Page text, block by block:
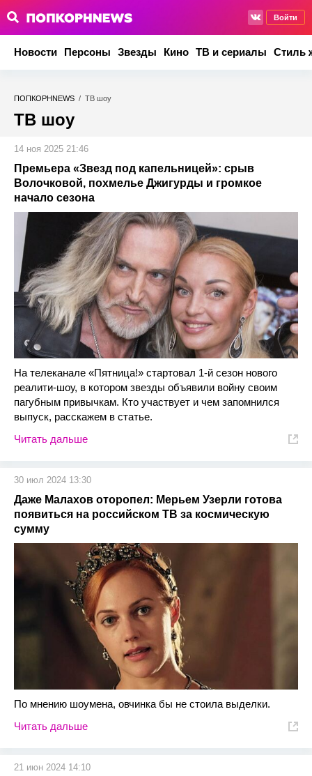
Войти
Новости Персоны Звезды Кино ТВ и сериалы Стиль
ПОПКОРНNEWS / ТВ шоу
ТВ шоу
14 ноя 2025 21:46
Премьера «Звезд под капельницей»: срыв
Волочковой, похмелье Джигурды и громкое
начало сезона
На телеканале «Пятница!» стартовал 1-й сезон нового
реалити-шоу, в котором звезды объявили войну своим
пагубным привычкам. Кто участвует и чем запомнился
выпуск, расскажем в статье.
Читать дальше
30 июл 2024 13:30
Даже Малахов оторопел: Мерьем Узерли готова
появиться на российском ТВ за космическую
сумму
По мнению шоумена, овчинка бы не стоила выделки.
Читать дальше
21 июн 2024 14:10